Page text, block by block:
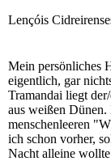
Lençóis
Mein persönliches
eigentlich, gar
Tramandai liegt
aus weißen
menschenleeren
ich schon vorher,
Nacht alleine